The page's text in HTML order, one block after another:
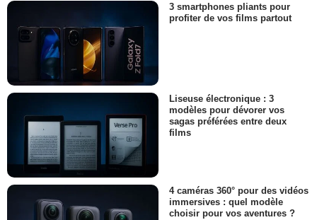
3 smartphones pliants pour
profiter de vos films partout
Liseuse électronique : 3
modèles pour dévorer vos
sagas préférées entre deux
films
4 caméras 360° pour des vidéos
immersives : quel modèle
choisir pour vos aventures ?